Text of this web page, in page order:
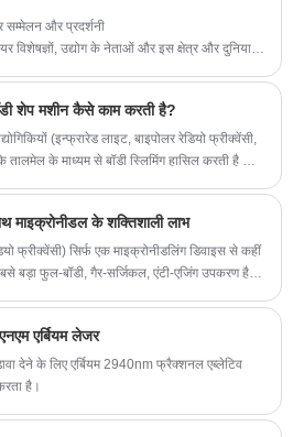
सम्मेलन और प्रदर्शनी
विशेषज्ञों, उद्योग के नेताओं और इस क्षेत्र और दुनिया
शेप मशीन कैसे काम करती है?
(इन्फ्रारेड लाइट, बाइपोलर रेडियो फ्रीक्वेंसी,
के माध्यम से बॉडी स्लिमिंग हासिल करती है जो
माइक्रोनीडल के शक्तिशाली लाभ
फ्रीक्वेंसी) सिर्फ एक माइक्रोनीडलिंग डिवाइस से कहीं
बड़ा फुल-बॉडी, गैर-सर्जिकल, एंटी-एजिंग उपकरण है जो
एर्बियम लेजर
देने के लिए एर्बियम 2940nm फ्रैक्शनल एब्लेटिव
है।